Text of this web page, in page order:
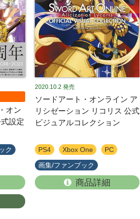
オン
設定
ク
2020.10.2 発売
ソードアート・オンライン ア
リシゼーション リコリス 公式
ビジュアルコレクション
PS4 Xbox One PC
画集/ファンブック
商品詳細